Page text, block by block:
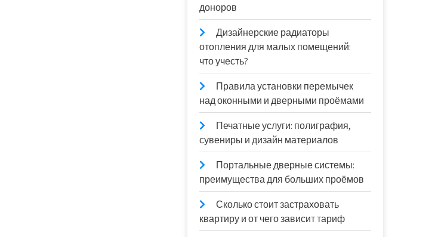
доноров
Дизайнерские радиаторы
отопления для малых помещений:
что учесть?
Правила установки перемычек
над оконными и дверными проёмами
Печатные услуги: полиграфия,
сувениры и дизайн материалов
Портальные дверные системы:
преимущества для больших проёмов
Сколько стоит застраховать
квартиру и от чего зависит тариф